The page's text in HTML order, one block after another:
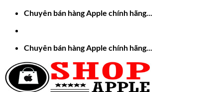
Chuyên bán hàng Apple chính hãng...
Chuyên bán hàng Apple chính hãng...